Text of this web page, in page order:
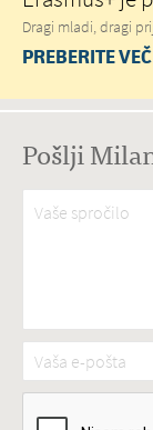
Dragi mladi, dragi
PREBERITE
Pošlji
Vaše spročilo*
Vaša e-pošta*